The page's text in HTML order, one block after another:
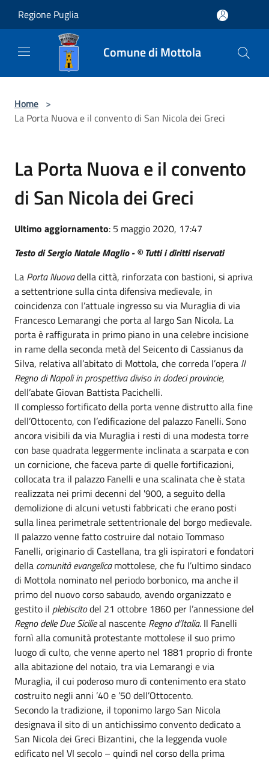
Regione Puglia
Comune di Mottola
Home >
La Porta Nuova e il convento di San Nicola dei Greci
La Porta Nuova e il convento
di San Nicola dei Greci
Ultimo aggiornamento: 5 maggio 2020, 17:47
Testo di Sergio Natale Maglio - © Tutti i diritti riservati
La Porta Nuovadella città, rinforzata con bastioni, si apriva
a settentrione sulla cinta difensiva medievale, in
coincidenza con l’attuale ingresso su via Muraglia di via
Francesco Lemarangi che porta al largo San Nicola. La
porta è raffigurata in primo piano in una celebre incisione
in rame della seconda metà del Seicento di Cassianus da
Silva, relativa all’abitato di Mottola, che correda l’opera Il
Regno di Napoli in prospettiva diviso in dodeci provincie,
dell’abate Giovan Battista Pacichelli.
Il complesso fortificato della porta venne distrutto alla fine
dell’Ottocento, con l’edificazione del palazzo Fanelli. Sono
ancora visibili da via Muraglia i resti di una modesta torre
con base quadrata leggermente inclinata a scarpata e con
un cornicione, che faceva parte di quelle fortificazioni,
collocata tra il palazzo Fanelli e una scalinata che è stata
realizzata nei primi decenni del '900, a seguito della
demolizione di alcuni vetusti fabbricati che erano posti
sulla linea perimetrale settentrionale del borgo medievale.
Il palazzo venne fatto costruire dal notaio Tommaso
Fanelli, originario di Castellana, tra gli ispiratori e fondatori
della comunità evangelicamottolese, che fu l’ultimo sindaco
di Mottola nominato nel periodo borbonico, ma anche il
primo del nuovo corso sabaudo, avendo organizzato e
gestito il plebiscitodel 21 ottobre 1860 per l’annessione del
Regno delle Due Sicilieal nascente Regno d’Italia. Il Fanelli
fornì alla comunità protestante mottolese il suo primo
luogo di culto, che venne aperto nel 1881 proprio di fronte
alla abitazione del notaio, tra via Lemarangi e via
Muraglia, il cui poderoso muro di contenimento era stato
costruito negli anni ’40 e ’50 dell’Ottocento.
Secondo la tradizione, il toponimo largo San Nicola
designava il sito di un antichissimo convento dedicato a
San Nicola dei Greci Bizantini, che la leggenda vuole
edificato nel VI secolo – quindi nel corso della prima